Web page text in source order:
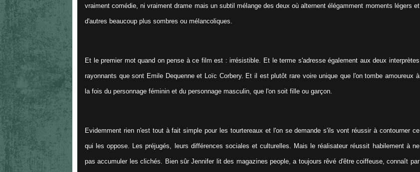
vraiment comédie, ni vraiment drame mais un subtil mélange des deux où alternent élégamment moments légers et
d'autres beaucoup plus sombres ou mélancoliques.
Et le premier mot quand on pense à ce film est : irrésistible. Et le terme s'adresse également aux deux interprètes
rayonnants que sont Emile Dequenne et Loïc Corbery. Et il est plutôt rare voire unique que l'on tombe amoureux à
la fois du personnage féminin et du personnage masculin, que l'on soit fille ou garçon.
Evidemment rien n'est tout à fait simple pour les tourtereaux et l'on se demande s'ils vont réussir à contourner ce
qui les oppose. Les préjugés, leurs différences sociales et culturelles. Mais le réalisateur réussit habilement à ne
pas accumuler les clichés. Bien sûr Jennifer lit des magazines people, a toujours rêvé d'être coiffeuse, connaît par